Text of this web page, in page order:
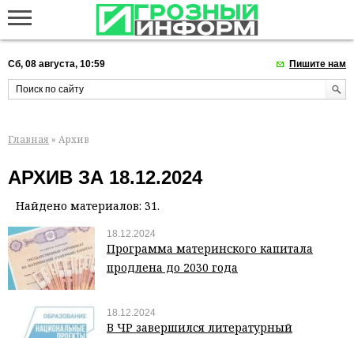
Сб, 08 августа, 10:59 Пишите нам
Главная » Архив
АРХИВ ЗА 18.12.2024
Найдено материалов: 31.
18.12.2024
Программа материнского капитала
продлена до 2030 года
18.12.2024
В ЧР завершился литературный